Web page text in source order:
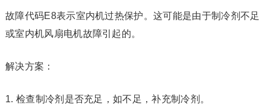
故障代码E8表示室内机过热保护。这可能是由于制冷剂不足
或室内机风扇电机故障引起的。
解决方案：
1. 检查制冷剂是否充足，如不足，补充制冷剂。